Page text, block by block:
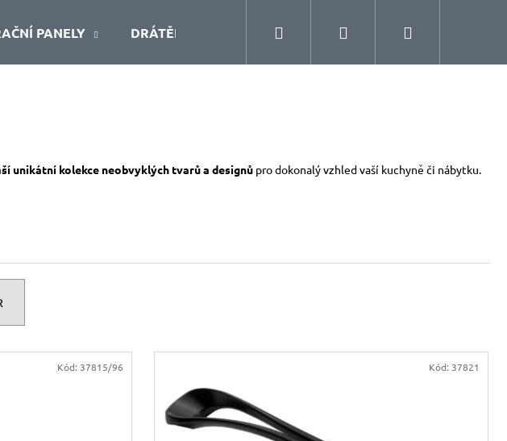
PANELY DRÁTĚNÝ PROGRAM KUCHYŇSKÉ DOPLŇKY
Přihlášení
unikátní kolekce neobvyklých tvarů a designů pro dokonalý vzhled vaší kuchyně či nábytku.
Kód: 37815/96 Kód: 37821